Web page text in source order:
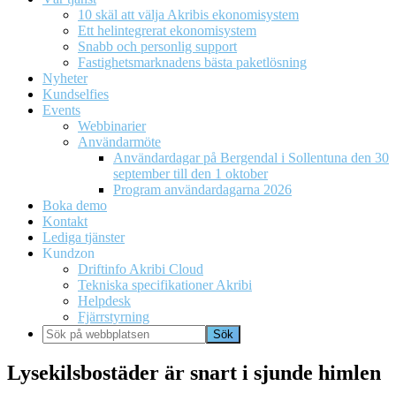
10 skäl att välja Akribis ekonomisystem
Ett helintegrerat ekonomisystem
Snabb och personlig support
Fastighetsmarknadens bästa paketlösning
Nyheter
Kundselfies
Events
Webbinarier
Användarmöte
Användardagar på Bergendal i Sollentuna den 30
september till den 1 oktober
Program användardagarna 2026
Boka demo
Kontakt
Lediga tjänster
Kundzon
Driftinfo Akribi Cloud
Tekniska specifikationer Akribi
Helpdesk
Fjärrstyrning
Sök
på
webbplatsen
Lysekilsbostäder är snart i sjunde himlen